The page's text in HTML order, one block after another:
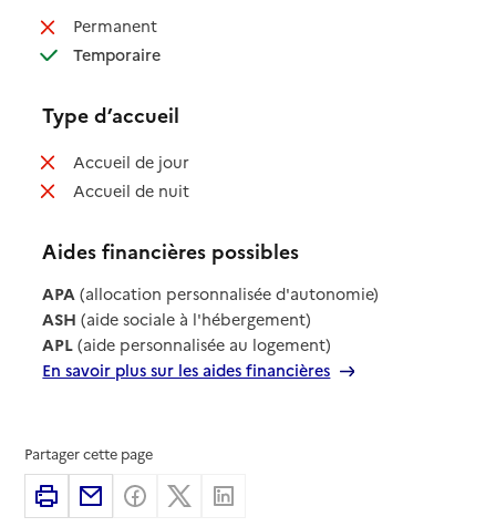
Permanent: non disponible
Temporaire: disponible
Type d’accueil
Accueil de jour: non disponible
Accueil de nuit: non disponible
Aides financières possibles
APA (allocation personnalisée d'autonomie)
ASH (aide sociale à l'hébergement)
APL (aide personnalisée au logement)
En savoir plus sur les aides financières
Partager cette page
ImprimerPartager par email
Partager sur Facebook
Partager sur X